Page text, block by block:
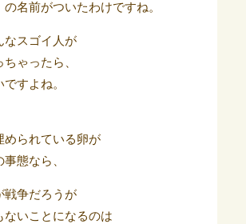
の名前がついたわけですね。
なスゴイ人が
ゃったら、
すよね。
められている卵が
態なら、
戦争だろうが
ないことになるのは